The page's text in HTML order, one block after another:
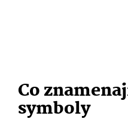
Co
symboly